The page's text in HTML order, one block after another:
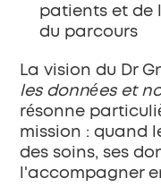
patients et de
du parcours
La vision du Dr
les données et
résonne
mission : quand
des soins, ses
l'accompagner